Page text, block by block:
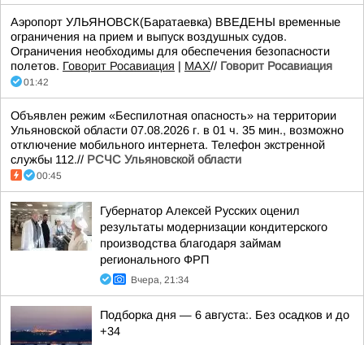
Аэропорт УЛЬЯНОВСК(Баратаевка) ВВЕДЕНЫ временные
ограничения на прием и выпуск воздушных судов.
Ограничения необходимы для обеспечения безопасности
полетов. Говорит Росавиация | MАХ// Говорит Росавиация
01:42
Объявлен режим «Беспилотная опасность» на территории
Ульяновской области 07.08.2026 г. в 01 ч. 35 мин., возможно
отключение мобильного интернета. Телефон экстренной
службы 112.// РСЧС Ульяновской области
00:45
Губернатор Алексей Русских оценил
результаты модернизации кондитерского
производства благодаря займам
регионального ФРП
Вчера, 21:34
Подборка дня — 6 августа:. Без осадков и до
+34